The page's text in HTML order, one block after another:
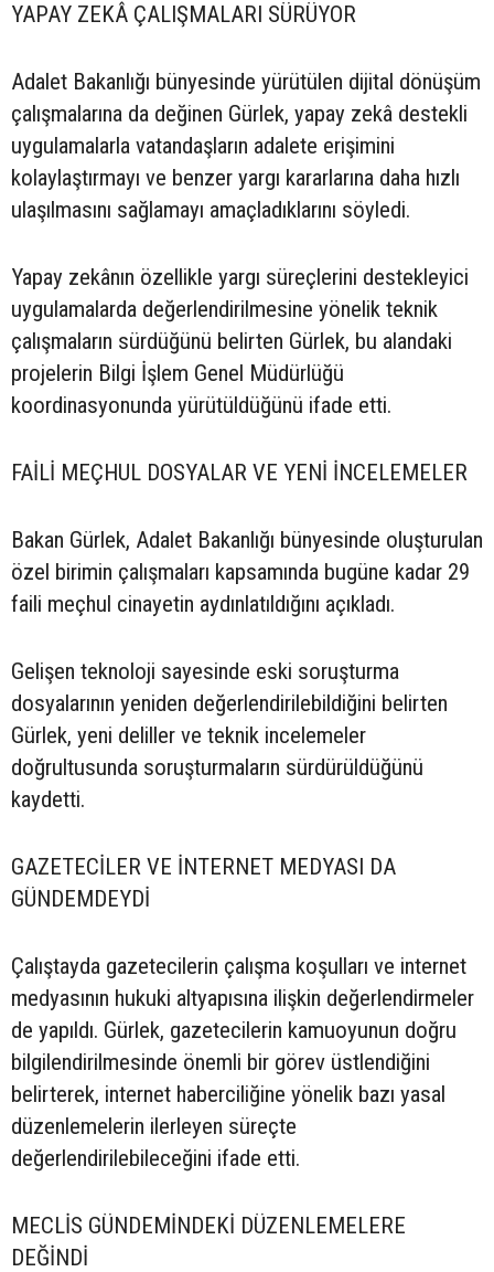
YAPAY ZEKÂ ÇALIŞMALARI SÜRÜYOR
Adalet Bakanlığı bünyesinde yürütülen dijital dönüşüm
çalışmalarına da değinen Gürlek, yapay zekâ destekli
uygulamalarla vatandaşların adalete erişimini
kolaylaştırmayı ve benzer yargı kararlarına daha hızlı
ulaşılmasını sağlamayı amaçladıklarını söyledi.
Yapay zekânın özellikle yargı süreçlerini destekleyici
uygulamalarda değerlendirilmesine yönelik teknik
çalışmaların sürdüğünü belirten Gürlek, bu alandaki
projelerin Bilgi İşlem Genel Müdürlüğü
koordinasyonunda yürütüldüğünü ifade etti.
FAİLİ MEÇHUL DOSYALAR VE YENİ İNCELEMELER
Bakan Gürlek, Adalet Bakanlığı bünyesinde oluşturulan
özel birimin çalışmaları kapsamında bugüne kadar 29
faili meçhul cinayetin aydınlatıldığını açıkladı.
Gelişen teknoloji sayesinde eski soruşturma
dosyalarının yeniden değerlendirilebildiğini belirten
Gürlek, yeni deliller ve teknik incelemeler
doğrultusunda soruşturmaların sürdürüldüğünü
kaydetti.
GAZETECİLER VE İNTERNET MEDYASI DA
GÜNDEMDEYDİ
Çalıştayda gazetecilerin çalışma koşulları ve internet
medyasının hukuki altyapısına ilişkin değerlendirmeler
de yapıldı. Gürlek, gazetecilerin kamuoyunun doğru
bilgilendirilmesinde önemli bir görev üstlendiğini
belirterek, internet haberciliğine yönelik bazı yasal
düzenlemelerin ilerleyen süreçte
değerlendirilebileceğini ifade etti.
MECLİS GÜNDEMİNDEKİ DÜZENLEMELERE
DEĞİNDİ